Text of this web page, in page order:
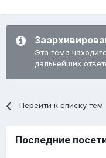
Эта тема
дальнейших
Перейти к списку тем
Последние